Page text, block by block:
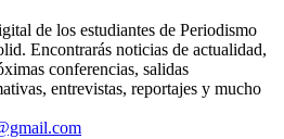
de los estudiantes de Periodismo
Encontrarás noticias de actualidad,
conferencias, salidas
entrevistas, reportajes y mucho